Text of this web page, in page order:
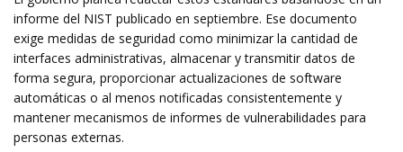
informe del NIST publicado en septiembre. Ese documento
exige medidas de seguridad como minimizar la cantidad de
interfaces administrativas, almacenar y transmitir datos de
forma segura, proporcionar actualizaciones de software
automáticas o al menos notificadas consistentemente y
mantener mecanismos de informes de vulnerabilidades para
personas externas.